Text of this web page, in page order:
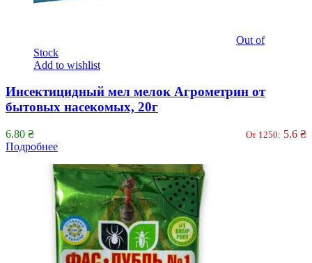
Out of
Stock
Add to wishlist
Инсектицидный мел мелок Агрометрин от
бытовых насекомых, 20г
6.80 ₴ От 1250: 5.6 ₴
Подробнее